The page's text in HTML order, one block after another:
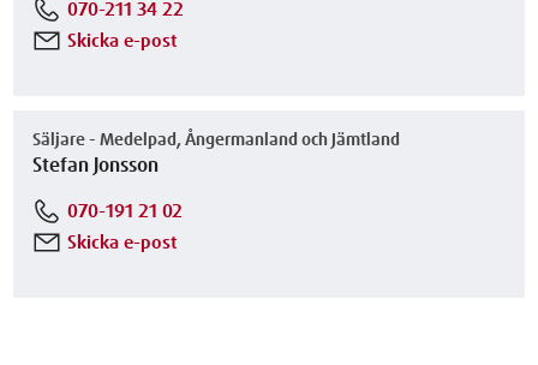
070-211 34 22
Skicka e-post
Säljare - Medelpad, Ångermanland och Jämtland
Stefan Jonsson
070-191 21 02
Skicka e-post